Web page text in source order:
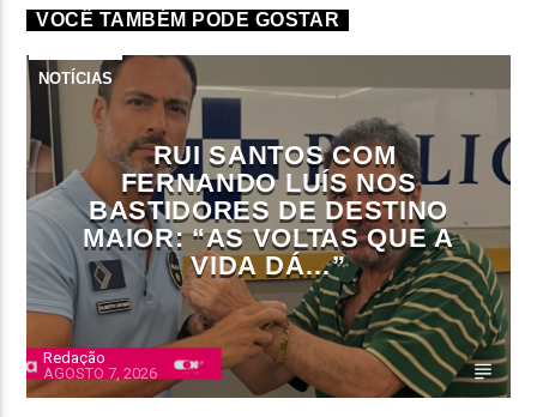
VOCÊ TAMBÉM PODE GOSTAR
NOTÍCIAS
RUI SANTOS COM
FERNANDO LUÍS NOS
BASTIDORES DE DESTINO
MAIOR: “AS VOLTAS QUE A
VIDA DÁ…”
Redação
AGOSTO 7, 2026